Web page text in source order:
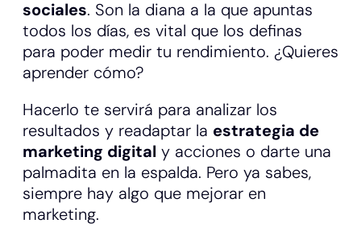
sociales. Son la diana a la que apuntas
todos los días, es vital que los definas
para poder medir tu rendimiento. ¿Quieres
aprender cómo?
Hacerlo te servirá para analizar los
resultados y readaptar la estrategia de
marketing digital y acciones o darte una
palmadita en la espalda. Pero ya sabes,
siempre hay algo que mejorar en
marketing.